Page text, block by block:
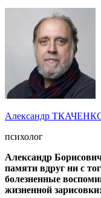
Александр
психолог
Александр
памяти вдруг ни с
болезненные
жизненной